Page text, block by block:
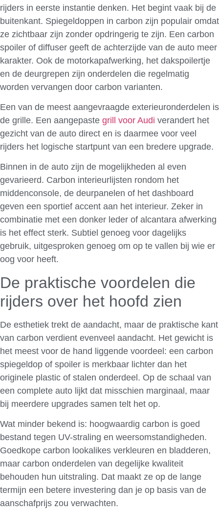
rijders in eerste instantie denken. Het begint vaak bij de
buitenkant. Spiegeldoppen in carbon zijn populair omdat
ze zichtbaar zijn zonder opdringerig te zijn. Een carbon
spoiler of diffuser geeft de achterzijde van de auto meer
karakter. Ook de motorkapafwerking, het dakspoilertje
en de deurgrepen zijn onderdelen die regelmatig
worden vervangen door carbon varianten.
Een van de meest aangevraagde exterieuronderdelen is
de grille. Een aangepaste grill voor Audi verandert het
gezicht van de auto direct en is daarmee voor veel
rijders het logische startpunt van een bredere upgrade.
Binnen in de auto zijn de mogelijkheden al even
gevarieerd. Carbon interieurlijsten rondom het
middenconsole, de deurpanelen of het dashboard
geven een sportief accent aan het interieur. Zeker in
combinatie met een donker leder of alcantara afwerking
is het effect sterk. Subtiel genoeg voor dagelijks
gebruik, uitgesproken genoeg om op te vallen bij wie er
oog voor heeft.
De praktische voordelen die
rijders over het hoofd zien
De esthetiek trekt de aandacht, maar de praktische kant
van carbon verdient evenveel aandacht. Het gewicht is
het meest voor de hand liggende voordeel: een carbon
spiegeldop of spoiler is merkbaar lichter dan het
originele plastic of stalen onderdeel. Op de schaal van
een complete auto lijkt dat misschien marginaal, maar
bij meerdere upgrades samen telt het op.
Wat minder bekend is: hoogwaardig carbon is goed
bestand tegen UV-straling en weersomstandigheden.
Goedkope carbon lookalikes verkleuren en bladderen,
maar carbon onderdelen van degelijke kwaliteit
behouden hun uitstraling. Dat maakt ze op de lange
termijn een betere investering dan je op basis van de
aanschafprijs zou verwachten.